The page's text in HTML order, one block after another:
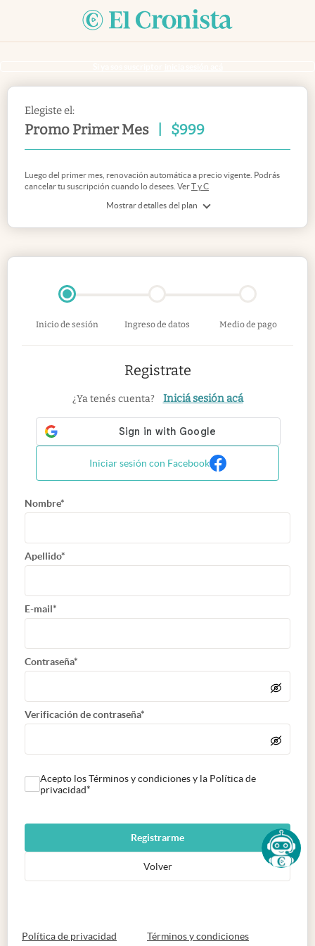
Elegiste el:
Promo Primer Mes $999
Mostrar detalles del plan
Luego del primer mes, renovación automática a precio vigente. Podrás
cancelar tu suscripción cuando lo desees. VerT y C
Inicio de sesión Ingreso de datos Medio de pago
Registrate
¿Ya tenés cuenta? Iniciá sesión acá
Iniciar sesión con Facebook
Nombre*
Apellido*
E-mail*
Contraseña*
Verificación de contraseña*
Acepto los Términos y condiciones y la Política de
privacidad*
Registrarme
Volver
Política de privacidad abre en nueva pestaña
Términos y condicionesabre en nueva